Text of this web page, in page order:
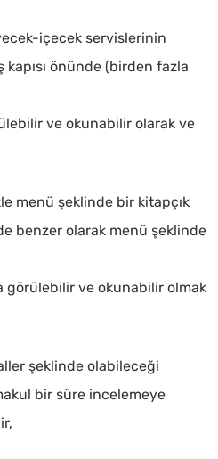
içecek servislerinin
önünde (birden fazla
ve okunabilir olarak ve
menü şeklinde bir kitapçık
benzer olarak menü şeklinde
görülebilir ve okunabilir olmak
şeklinde olabileceği
bir süre incelemeye